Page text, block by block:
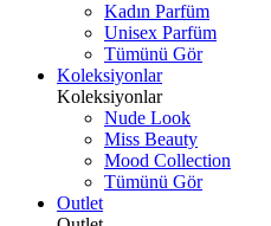
Kadın Parfüm
Unisex Parfüm
Tümünü Gör
Koleksiyonlar
Koleksiyonlar
Nude Look
Miss Beauty
Mood Collection
Tümünü Gör
Outlet